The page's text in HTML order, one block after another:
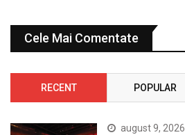
Cele Mai Comentate
RECENT POPULAR
august 9, 2026